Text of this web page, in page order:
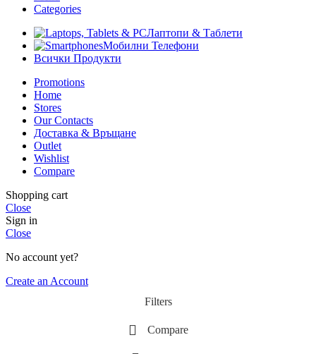
Categories
Лаптопи & Таблети
Мобилни Телефони
Всички Продукти
Promotions
Home
Stores
Our Contacts
Доставка & Връщане
Outlet
Wishlist
Compare
Shopping cart
Close
Sign in
Close
No account yet?
Create an Account
Filters
Compare